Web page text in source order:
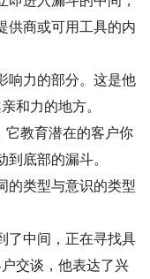
供商或可用工具的内
响力的部分。这是他
和力的地方。
它教育潜在的客户你
底部的漏斗。
的类型与意识的类型
了中间，正在寻找具
交谈，他表达了兴